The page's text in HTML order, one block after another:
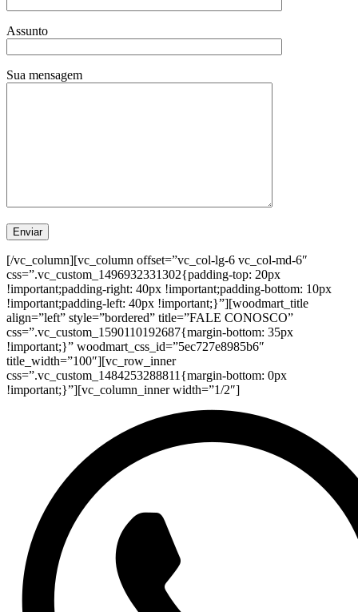
Assunto
Sua mensagem
[/vc_column][vc_column offset=”vc_col-lg-6 vc_col-md-6″
css=”.vc_custom_1496932331302{padding-top: 20px
!important;padding-right: 40px !important;padding-bottom: 10px
!important;padding-left: 40px !important;}”][woodmart_title
align=”left” style=”bordered” title=”FALE CONOSCO”
css=”.vc_custom_1590110192687{margin-bottom: 35px
!important;}” woodmart_css_id=”5ec727e8985b6″
title_width=”100″][vc_row_inner
css=”.vc_custom_1484253288811{margin-bottom: 0px
!important;}”][vc_column_inner width=”1/2″]